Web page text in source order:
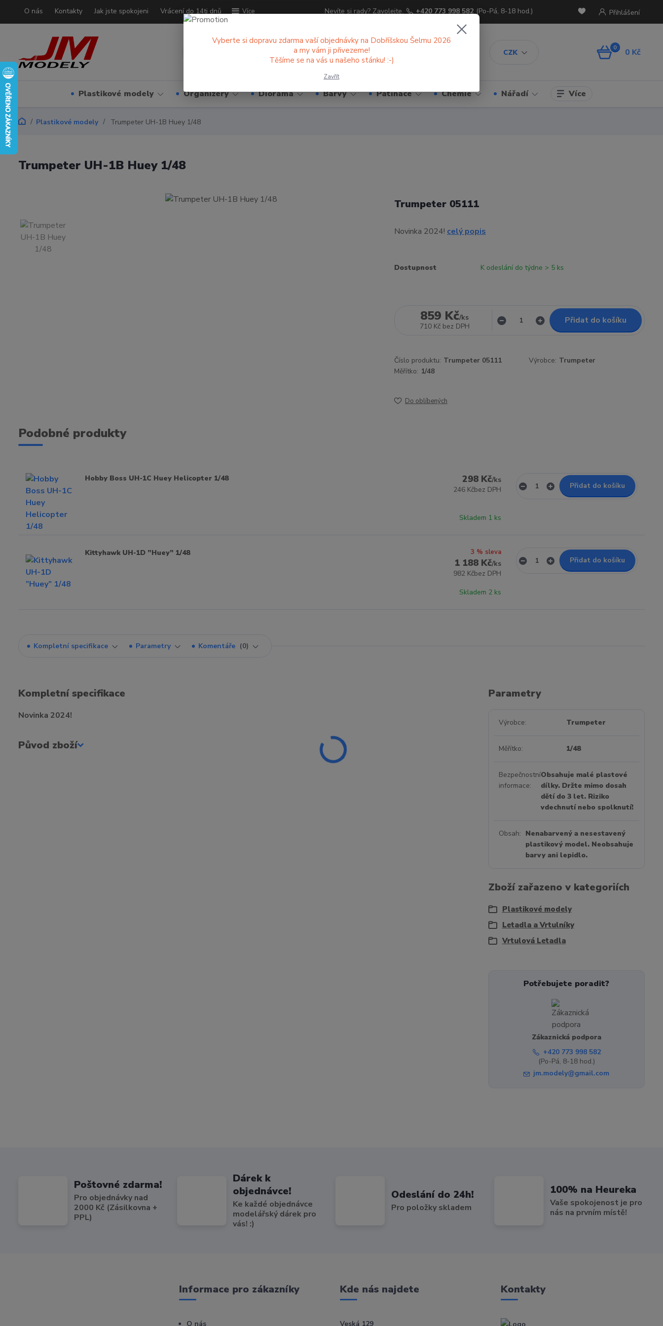
O nás Kontakty Jak jste spokojeni Vrácení do 14ti dnů Více
CZK
Přihlášení
Nevíte si rady? Zavolejte. +420 773 998 582 (Po-Pá, 8-18 hod.)
0 0 Kč
Plastikové modely Organizéry Diorama Barvy Patinace Chemie Nářadí Více
Plastikové modely Trumpeter UH-1B Huey 1/48
Trumpeter UH-1B Huey 1/48
Trumpeter 05111
Novinka 2024! celý popis
Dostupnost K odeslání do týdne > 5 ks
859 Kč/ks
710 Kč bez DPH
Přidat do košíku
Číslo produktu: Trumpeter 05111 Výrobce: Trumpeter
Měřítko: 1/48
Do oblíbených
Podobné produkty
Hobby Boss UH-1C Huey Helicopter 1/48 298 Kč/ks
246 Kčbez DPH
Skladem 1 ks
Přidat do košíku
Kittyhawk UH-1D ”Huey” 1/48 3 % sleva
1 188 Kč/ks
982 Kčbez DPH
Skladem 2 ks
Přidat do košíku
Kompletní specifikace Parametry Komentáře 0
Kompletní specifikace
Novinka 2024!
Původ zboží
Parametry
Výrobce Trumpeter
Měřítko 1/48
Bezpečnostní
informace
Obsahuje malé plastové
dílky. Držte mimo dosah
dětí do 3 let. Riziko
vdechnutí nebo spolknutí!
Obsah
Nenabarvený a nesestavený
plastikový model. Neobsahuje
barvy ani lepidlo.
Zboží zařazeno v kategoriích
Plastikové modely
Letadla a Vrtulníky
Vrtulová Letadla
Potřebujete poradit?
Zákaznická podpora
+420 773 998 582
(Po-Pá, 8-18 hod.)
jm.modely@gmail.com
Poštovné zdarma!
Pro objednávky nad
2000 Kč (Zásilkovna +
PPL)
Dárek k
objednávce!
Ke každé objednávce
modelářský dárek pro
vás! :)
Odeslání do 24h!
Pro položky skladem
100% na Heureka
Vaše spokojenost je pro
nás na prvním místě!
Informace pro zákazníky
O nás
Kde nás najdete
Veská 129
Kontakty
Vyberte si dopravu zdarma vaší objednávky na Dobříšskou Šelmu 2026
a my vám ji přivezeme!
Těšíme se na vás u našeho stánku! :-)
Zavřít